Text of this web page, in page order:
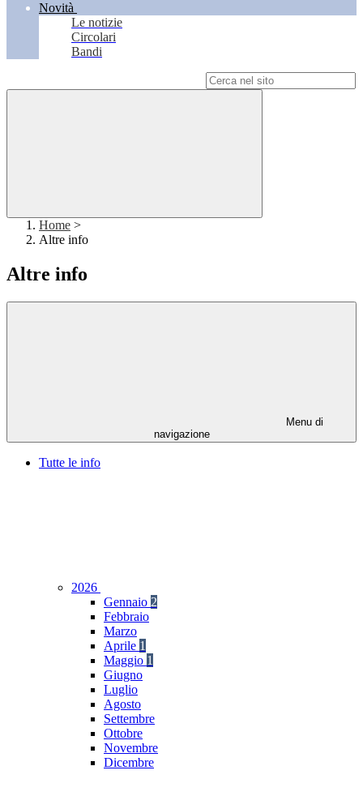
Novità
Le notizie
Circolari
Bandi
Home >
Altre info
Altre info
Menu di
navigazione
Tutte le info
2026
Gennaio 2
Febbraio
Marzo
Aprile 1
Maggio 1
Giugno
Luglio
Agosto
Settembre
Ottobre
Novembre
Dicembre